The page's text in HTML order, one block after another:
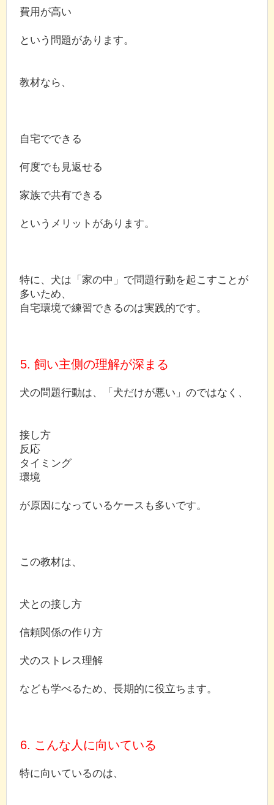
費用が高い
という問題があります。
教材なら、
自宅でできる
何度でも見返せる
家族で共有できる
というメリットがあります。
特に、犬は「家の中」で問題行動を起こすことが
多いため、
自宅環境で練習できるのは実践的です。
5. 飼い主側の理解が深まる
犬の問題行動は、「犬だけが悪い」のではなく、
接し方
反応
タイミング
環境
が原因になっているケースも多いです。
この教材は、
犬との接し方
信頼関係の作り方
犬のストレス理解
なども学べるため、長期的に役立ちます。
6. こんな人に向いている
特に向いているのは、